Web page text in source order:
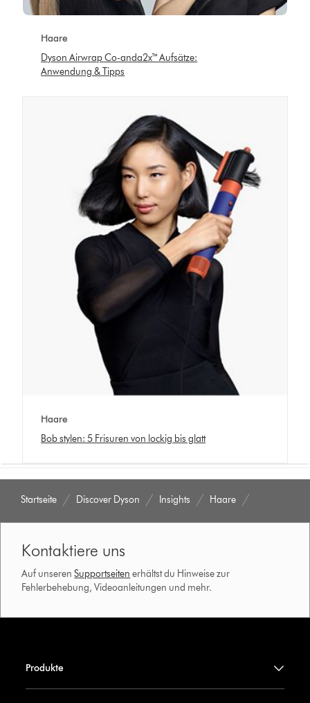
Haare
Dyson Airwrap Co-anda2x™ Aufsätze:
Anwendung & Tipps
Haare
Bob stylen: 5 Frisuren von lockig bis glatt
Startseite Discover Dyson Insights Haare
Kontaktiere uns
Auf unserenSupportseiten erhältst du Hinweise zur
Fehlerbehebung, Videoanleitungen und mehr.
Produkte